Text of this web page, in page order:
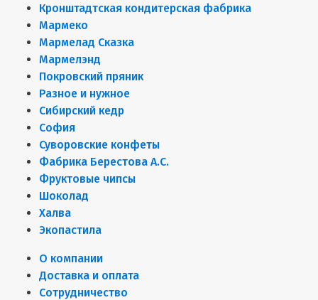
Кронштадтская кондитерская фабрика
Мармеко
Мармелад Сказка
Мармелэнд
Покровский пряник
Разное и нужное
Сибирский кедр
София
Суворовские конфеты
Фабрика Берестова А.С.
Фруктовые чипсы
Шоколад
Халва
Экопастила
О компании
Доставка и оплата
Сотрудничество